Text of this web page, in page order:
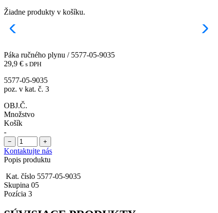
Žiadne produkty v košíku.
Páka ručného plynu / 5577-05-9035
29,9 € s DPH
5577-05-9035
poz. v kat. č. 3
OBJ.Č.
Množstvo
Košík
-
− +
Kontaktujte nás
Popis produktu
Kat. číslo 5577-05-9035
Skupina 05
Pozícia 3